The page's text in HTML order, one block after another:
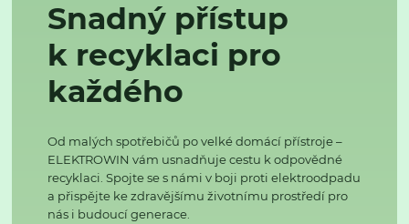
Snadný přístup
k recyklaci pro
každého
Od malých spotřebičů po velké domácí přístroje –
ELEKTROWIN vám usnadňuje cestu k odpovědné
recyklaci. Spojte se s námi v boji proti elektroodpadu
a přispějte ke zdravějšímu životnímu prostředí pro
nás i budoucí generace.